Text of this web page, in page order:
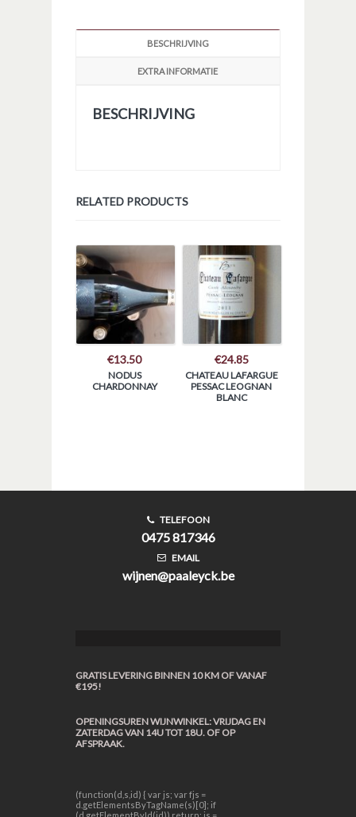
BESCHRIJVING
EXTRA INFORMATIE
BESCHRIJVING
RELATED PRODUCTS
€13.50
NODUS
CHARDONNAY
€24.85
CHATEAU LAFARGUE
PESSAC LEOGNAN
BLANC
TELEFOON
0475 817346
EMAIL
wijnen@paaleyck.be
GRATIS LEVERING BINNEN 10 KM OF VANAF
€195!
OPENINGSUREN WIJNWINKEL: VRIJDAG EN
ZATERDAG VAN 14U TOT 18U. OF OP
AFSPRAAK.
(function(d,s,id) { var js; var fjs =
d.getElementsByTagName(s)[0]; if
(d.getElementById(id)) return; js =